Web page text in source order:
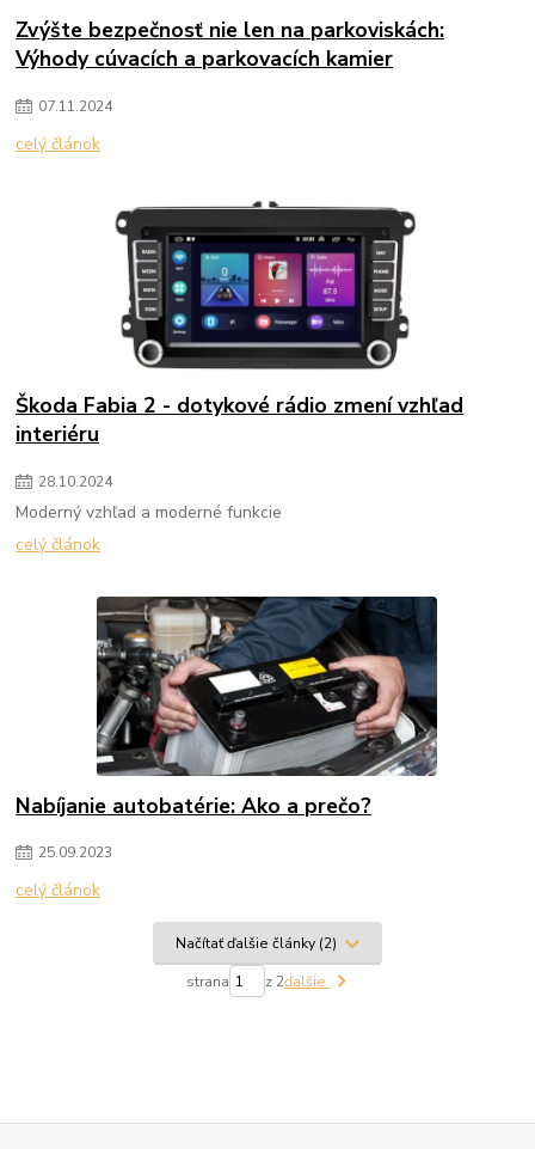
Zvýšte bezpečnosť nie len na parkoviskách:
Výhody cúvacích a parkovacích kamier
07.11.2024
celý článok
Škoda Fabia 2 - dotykové rádio zmení vzhľad
interiéru
28.10.2024
Moderný vzhľad a moderné funkcie
celý článok
Nabíjanie autobatérie: Ako a prečo?
25.09.2023
celý článok
Načítať ďalšie články (2)
strana z 2ďalšie